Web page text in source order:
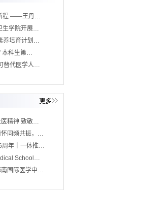
程 ——王丹…
生学院开展…
养培育计划…
本科生第…
替代医学人…
医精神 致敬…
怀同频共振，…
周年｜一体推…
School…
南国际医学中…